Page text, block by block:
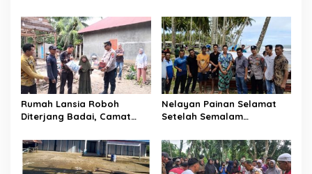
Jembatan Gantung
Bergerak
Rumah Lansia Roboh
Diterjang Badai, Camat
Tangan
Nelayan Painan Selamat
Setelah Semalam
Ditemukan Warga Lakitan
Selatan